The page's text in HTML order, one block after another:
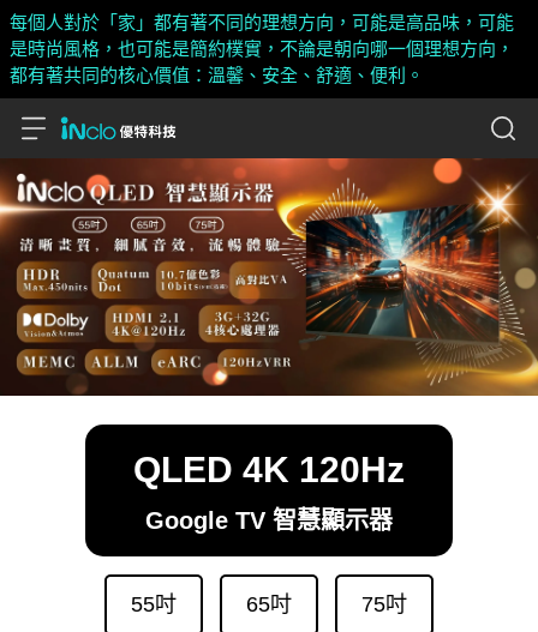
每個人對於「家」都有著不同的理想方向，可能是高品味，可能
是時尚風格，也可能是簡約樸實，不論是朝向哪一個理想方向，
都有著共同的核心價值：溫馨、安全、舒適、便利。
QLED 4K 120Hz
Google TV 智慧顯示器
55吋 65吋 75吋